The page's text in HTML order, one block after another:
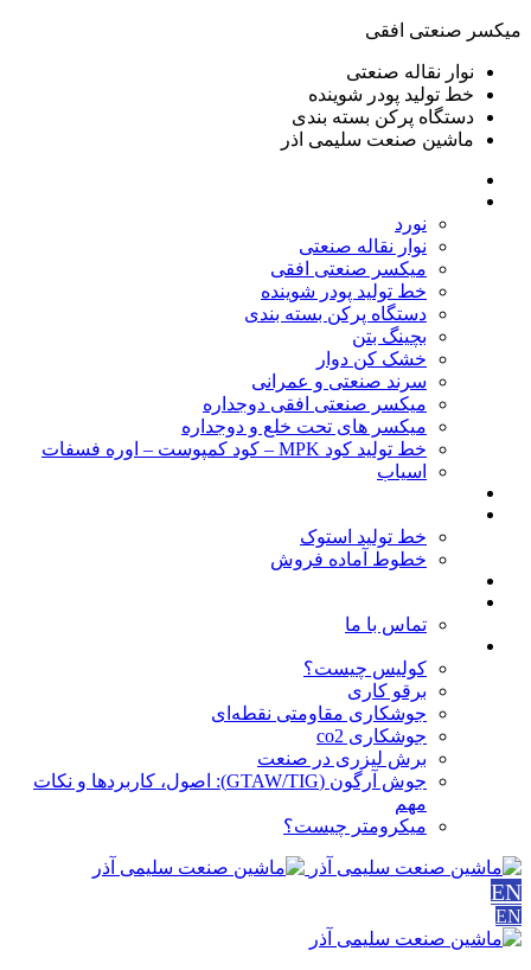
ميكسر صنعتی افقی
نوار نقاله صنعتی
خط تولید پودر شوينده
دستگاه پرکن بسته بندی
ماشين صنعت سليمی اذر
نورد
نوار نقاله صنعتی
ميكسر صنعتی افقی
خط تولید پودر شوينده
دستگاه پرکن بسته بندی
بچينگ بتن
خشک کن دوار
سرند صنعتی و عمرانی
میکسر صنعتی افقی دوجداره
میکسر های تحت خلع و دوجداره
خط تولید کود MPK – کود کمپوست – اوره فسفات
اسیاب
خط تولید استوک
خطوط آماده فروش
تماس با ما
کولیس چیست؟
برقو کاری
جوشکاری مقاومتی نقطه‌ای
جوشکاری co2
برش لیزری در صنعت
جوش آرگون (GTAW/TIG): اصول، کاربردها و نکات
مهم
میکرومتر چیست؟
EN
EN